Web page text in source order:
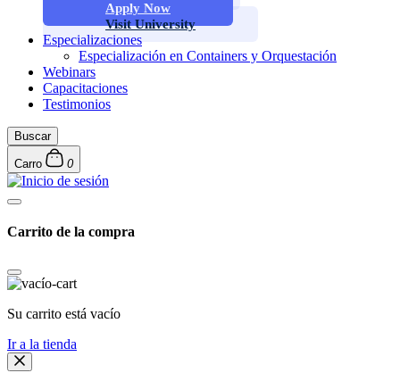
Apply Now
Visit University
Especializaciones
Especialización en Containers y Orquestación
Webinars
Capacitaciones
Testimonios
Buscar
Carro 0
Carrito de la compra
Su carrito está vacío
Ir a la tienda